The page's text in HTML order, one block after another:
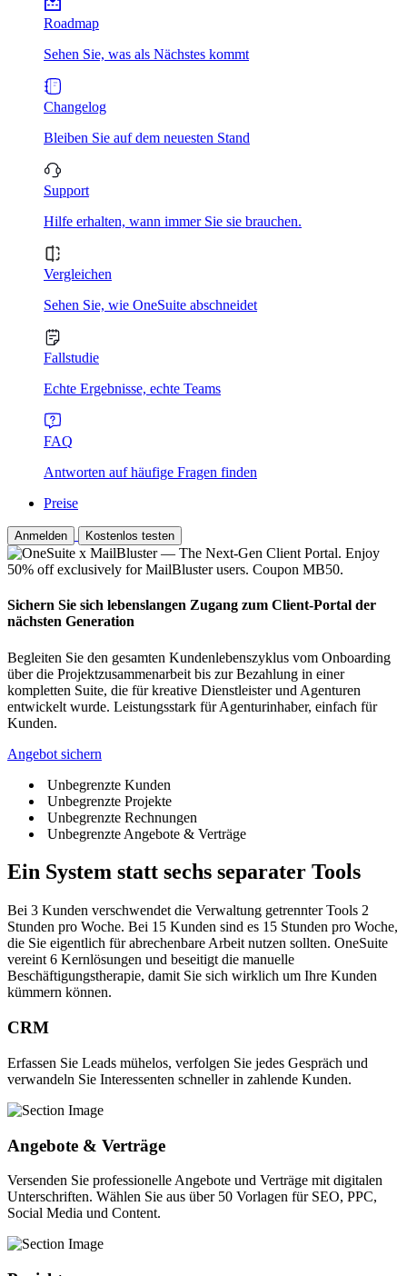
Roadmap
Sehen Sie, was als Nächstes kommt
Changelog
Bleiben Sie auf dem neuesten Stand
Support
Hilfe erhalten, wann immer Sie sie brauchen.
Vergleichen
Sehen Sie, wie OneSuite abschneidet
Fallstudie
Echte Ergebnisse, echte Teams
FAQ
Antworten auf häufige Fragen finden
Preise
Anmelden Kostenlos testen
Sichern Sie sich lebenslangen Zugang zum Client-Portal der
nächsten Generation
Begleiten Sie den gesamten Kundenlebenszyklus vom Onboarding
über die Projektzusammenarbeit bis zur Bezahlung in einer
kompletten Suite, die für kreative Dienstleister und Agenturen
entwickelt wurde. Leistungsstark für Agenturinhaber, einfach für
Kunden.
Angebot sichern
Unbegrenzte Kunden
Unbegrenzte Projekte
Unbegrenzte Rechnungen
Unbegrenzte Angebote & Verträge
Ein System statt sechs separater Tools
Bei 3 Kunden verschwendet die Verwaltung getrennter Tools 2
Stunden pro Woche. Bei 15 Kunden sind es 15 Stunden pro Woche,
die Sie eigentlich für abrechenbare Arbeit nutzen sollten. OneSuite
vereint 6 Kernlösungen und beseitigt die manuelle
Beschäftigungstherapie, damit Sie sich wirklich um Ihre Kunden
kümmern können.
CRM
Erfassen Sie Leads mühelos, verfolgen Sie jedes Gespräch und
verwandeln Sie Interessenten schneller in zahlende Kunden.
Angebote & Verträge
Versenden Sie professionelle Angebote und Verträge mit digitalen
Unterschriften. Wählen Sie aus über 50 Vorlagen für SEO, PPC,
Social Media und Content.